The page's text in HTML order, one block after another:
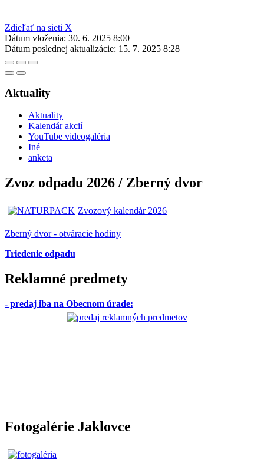
Zdieľať na sieti X
Dátum vloženia: 30. 6. 2025 8:00
Dátum poslednej aktualizácie: 15. 7. 2025 8:28
Aktuality
Aktuality
Kalendár akcií
YouTube videogaléria
Iné
anketa
Zvoz odpadu 2026 / Zberný dvor
Zvozový kalendár 2026
Zberný dvor - otváracie hodiny
Triedenie odpadu
Reklamné predmety
- predaj iba na Obecnom úrade:
Fotogalérie Jaklovce